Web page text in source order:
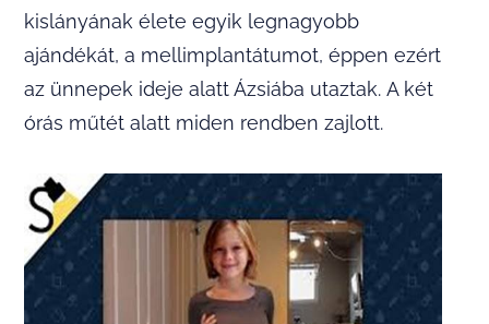
kislányának élete egyik legnagyobb
ajándékát, a mellimplantátumot, éppen ezért
az ünnepek ideje alatt Ázsiába utaztak. A két
órás műtét alatt miden rendben zajlott.